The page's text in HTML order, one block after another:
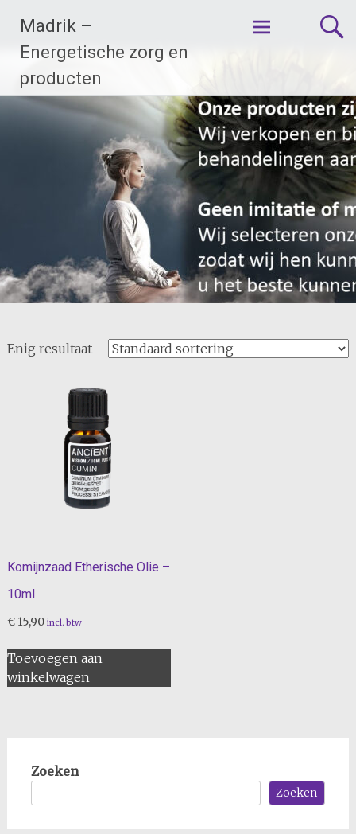
naarMadrik –
Energetische zorg en
producten
Enig resultaat
Komijnzaad Etherische Olie –
10ml
€15,90 incl. btw
Toevoegen aan
winkelwagen
Zoeken
Zoeken